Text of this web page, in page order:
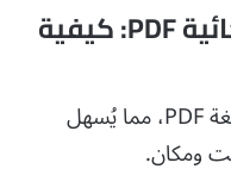
كتاب تعليم الحروف الهجائية PDF: كيفية
الكتاب متاح للتحميل المباشر بصيغة PDF، مما يُسهل
ومكان.